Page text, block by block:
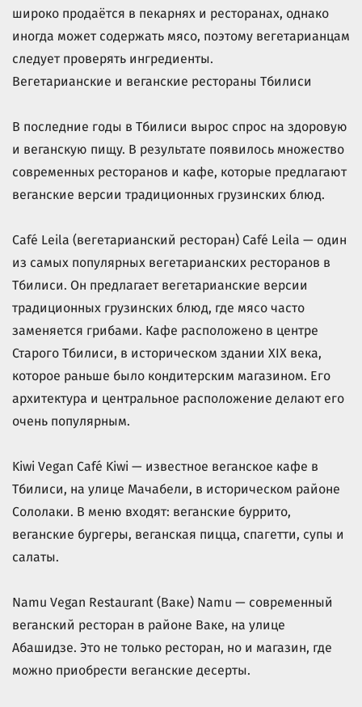
широко продаётся в пекарнях и ресторанах, однако
иногда может содержать мясо, поэтому вегетарианцам
следует проверять ингредиенты.
Вегетарианские и веганские рестораны Тбилиси
В последние годы в Тбилиси вырос спрос на здоровую
и веганскую пищу. В результате появилось множество
современных ресторанов и кафе, которые предлагают
веганские версии традиционных грузинских блюд.
Café Leila (вегетарианский ресторан) Café Leila — один
из самых популярных вегетарианских ресторанов в
Тбилиси. Он предлагает вегетарианские версии
традиционных грузинских блюд, где мясо часто
заменяется грибами. Кафе расположено в центре
Старого Тбилиси, в историческом здании XIX века,
которое раньше было кондитерским магазином. Его
архитектура и центральное расположение делают его
очень популярным.
Kiwi Vegan Café Kiwi — известное веганское кафе в
Тбилиси, на улице Мачабели, в историческом районе
Сололаки. В меню входят: веганские буррито,
веганские бургеры, веганская пицца, спагетти, супы и
салаты.
Namu Vegan Restaurant (Ваке) Namu — современный
веганский ресторан в районе Ваке, на улице
Абашидзе. Это не только ресторан, но и магазин, где
можно приобрести веганские десерты.